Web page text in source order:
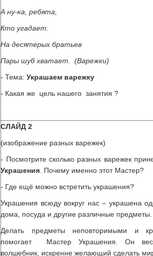
А ну-ка, ребята,
Кто угадает:
На десятерых братьев
Пары шуб хватает. (Варежки)
-Тема:Украшаем варежку
- Какая же цель нашего занятия ?
СЛАЙД 2
(изображение разных варежек)
- Посмотрите сколько разных варежек
Украшения . Почему именно этот Мастер?
- Где ещё можно встретить украшения?
Украшения всюду вокруг нас – украшена
дома, посуда и другие различные предметы.
Делать предметы неповторимыми и
помогает Мастер Украшения. Он
волшебник, искренне желающий сделать